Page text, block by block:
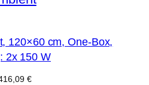
120×60 cm, One-Box,
2x 150 W
€Aktueller